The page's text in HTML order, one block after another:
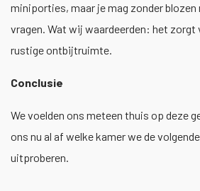
miniporties, maar je mag zonder
vragen. Wat wij waardeerden: het zorgt
rustige ontbijtruimte.
Conclusie
We voelden ons meteen thuis op deze
ons nu al af welke kamer we de
uitproberen.